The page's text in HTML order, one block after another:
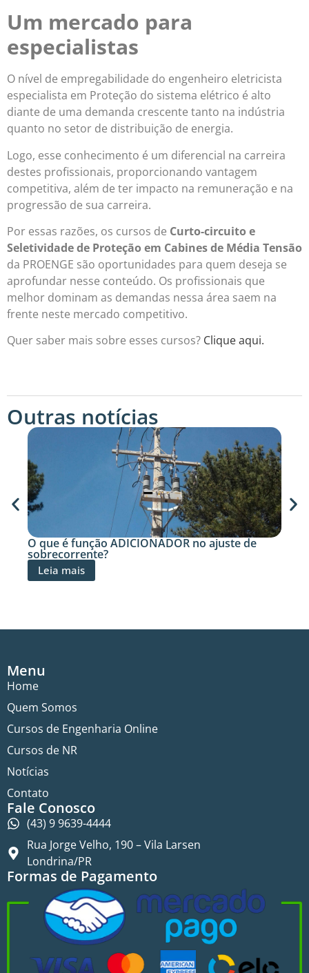
Um mercado para
especialistas
O nível de empregabilidade do engenheiro eletricista
especialista em Proteção do sistema elétrico é alto
diante de uma demanda crescente tanto na indústria
quanto no setor de distribuição de energia.
Logo, esse conhecimento é um diferencial na carreira
destes profissionais, proporcionando vantagem
competitiva, além de ter impacto na remuneração e na
progressão de sua carreira.
Por essas razões, os cursos de Curto-circuito e
Seletividade de Proteção em Cabines de Média Tensão
da PROENGE são oportunidades para quem deseja se
aprofundar nesse conteúdo. Os profissionais que
melhor dominam as demandas nessa área saem na
frente neste mercado competitivo.
Quer saber mais sobre esses cursos? Clique aqui.
Outras notícias
no ajuste de Entenda o que é o
Menu
Home
Quem Somos
Cursos de Engenharia Online
Cursos de NR
Notícias
Contato
Fale Conosco
(43) 9 9639-4444
Rua Jorge Velho, 190 – Vila Larsen
Londrina/PR
Formas de Pagamento